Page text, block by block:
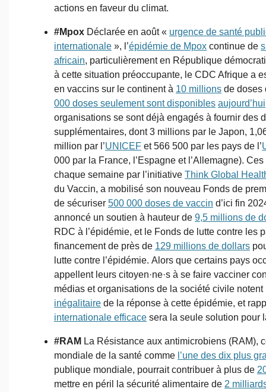
actions en faveur du climat.
#Mpox Déclarée en août « urgence de santé
internationale », l’épidémie de Mpox continue de
africain, particulièrement en République
à cette situation préoccupante, le CDC Afrique a
en vaccins sur le continent à 10 millions de doses
000 doses seulement sont disponibles aujourd’hui
organisations se sont déjà engagés à fournir des
supplémentaires, dont 3 millions par le Japon,
million par l’UNICEF et 566 500 par les pays de l’
000 par la France, l’Espagne et l’Allemagne).
chaque semaine par l’initiative Think Global
du Vaccin, a mobilisé son nouveau Fonds de
de sécuriser 500 000 doses de vaccin d’ici fin
annoncé un soutien à hauteur de 9,5 millions de
RDC à l’épidémie, et le Fonds de lutte contre les
financement de près de 129 millions de dollars
lutte contre l’épidémie. Alors que certains pays
appellent leurs citoyen·ne·s à se faire vacciner
médias et organisations de la société civile
inégalitaire de la réponse à cette épidémie, et
internationale efficace sera la seule solution pour
#RAM La Résistance aux antimicrobiens (RAM),
mondiale de la santé comme l’une des dix plus
publique mondiale, pourrait contribuer à plus de
mettre en péril la sécurité alimentaire de 2